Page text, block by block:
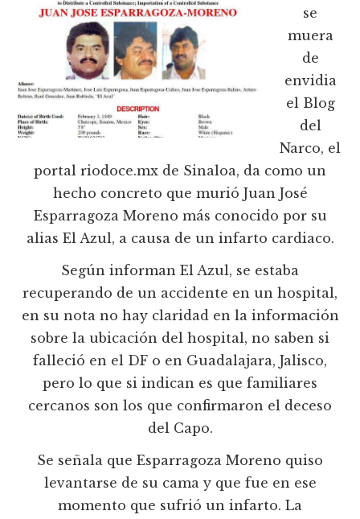
se
muera
de
envidia
el Blog
del
Narco, el
portal riodoce.mx de Sinaloa, da como un
hecho concreto que murió Juan José
Esparragoza Moreno más conocido por su
alias El Azul, a causa de un infarto cardiaco.
Según informan El Azul, se estaba
recuperando de un accidente en un hospital,
en su nota no hay claridad en la información
sobre la ubicación del hospital, no saben si
falleció en el DF o en Guadalajara, Jalisco,
pero lo que si indican es que familiares
cercanos son los que confirmaron el deceso
del Capo.
Se señala que Esparragoza Moreno quiso
levantarse de su cama y que fue en ese
momento que sufrió un infarto. La